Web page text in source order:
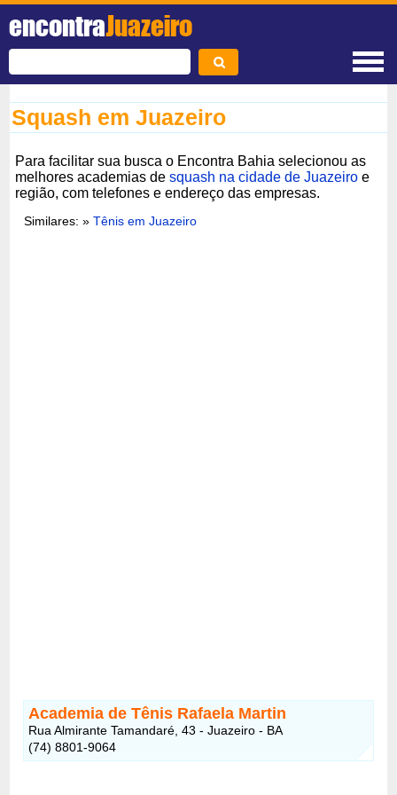
encontraJuazeiro
Squash em Juazeiro
Para facilitar sua busca o Encontra Bahia selecionou as
melhores academias desquash na cidade de Juazeiro e
região, com telefones e endereço das empresas.
Similares: »Tênis em Juazeiro
Academia de Tênis Rafaela Martin
Rua Almirante Tamandaré, 43 - Juazeiro - BA
(74) 8801-9064